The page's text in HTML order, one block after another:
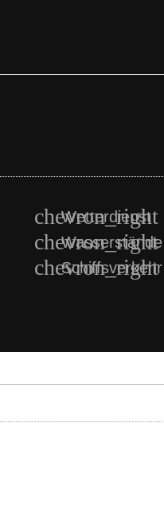
Wetterdienst
Wasserstände
Schiffsverkehr